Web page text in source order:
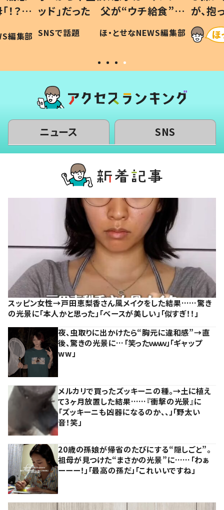
？」
編集部
ッド」だった 父が“ウチ給食”を
作り続ける理由とは #令和の親
#令和の子
SNSで話題 ほ・とせなNEWS編集部
が、
「涙が
い」
ニュース SNS
スッピン女性→戸田恵梨香さん風メイクをした結果……驚き
の光景に「本人かと思った」「ベースが美しい」「似すぎ！！」
夜、虫取りに出かけたら“胸元に違和感”→直
後、驚きの光景に…「笑ったｗｗｗ」「ギャップ
ww」
メルカリで買ったズッキーニの種。→土に植え
て3ヶ月放置した結果……『衝撃の光景』に
「ズッキーニも凶器になるのか、、」「野太い
音！笑」
20歳の孫娘が帰省のたびにする“隠しごと”。
祖母が見つけた“まさかの光景”に……「わぁ
ーーー！」「最高の孫だ」「これいいですね」